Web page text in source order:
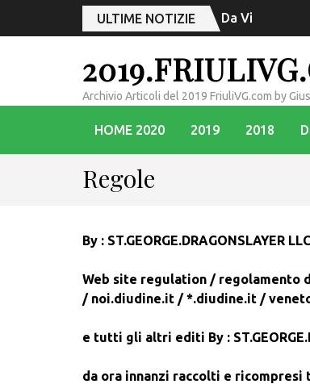
ULTIME NOTIZIE Da Vienna a
Archivio Articoli del 2019 FriuliVG.com by
HOME 2020 2019 2018
Regole
By : ST.GEORGE.DRAGONSLAYER
Web site regulation / regolamento
/ noi.diudine.it /*.diudine.it /
e tutti gli altri editi By :
da ora innanzi raccolti e